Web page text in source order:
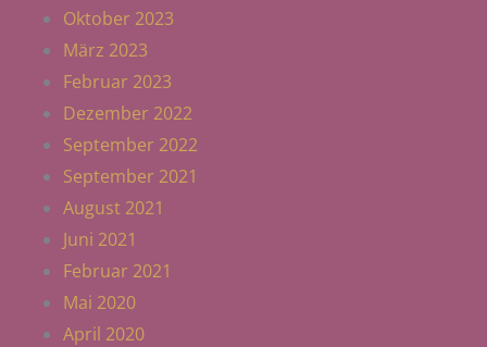
Oktober 2023
März 2023
Februar 2023
Dezember 2022
September 2022
September 2021
August 2021
Juni 2021
Februar 2021
Mai 2020
April 2020